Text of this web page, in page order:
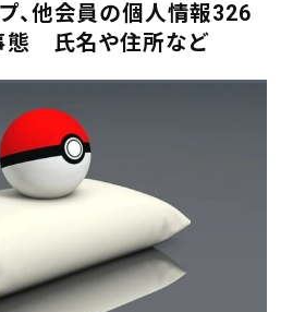
、他会員の個人情報326
態 氏名や住所など